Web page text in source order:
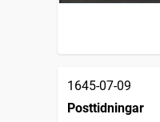
1645-07-09
Posttidningar